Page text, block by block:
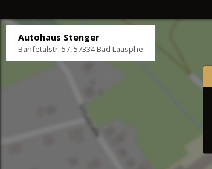
Autohaus Stenger
Banfetalstr. 57, 57334 Bad Laasphe